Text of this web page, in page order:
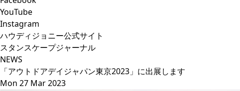
YouTube
Instagram
ハウディジョニー公式サイト
スタンスケープジャーナル
NEWS
「アウトドアデイジャパン東京2023」に出展します
Mon 27 Mar 2023